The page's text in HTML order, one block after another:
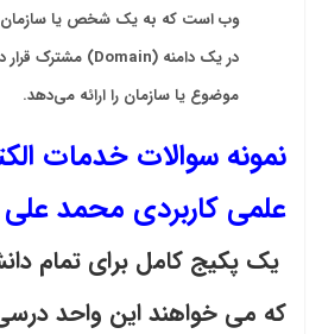
وب است که به یک شخص یا سازمان
در یک دامنه (Domain)
مشترک قرار
موضوع یا سازمان را ارائه می‌دهد.
نمونه سوالات خدمات
علمی کاربردی محمد علی
یک پکیج کامل برای تمام
که می خواهند این واحد درسی